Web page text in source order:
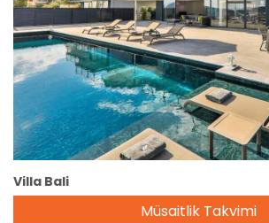
Rezervasyon
Villa Bali
Müsaitlik Takvimi